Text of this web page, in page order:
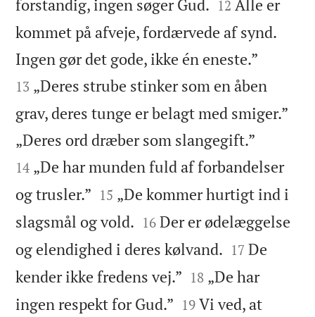
forstandig, ingen søger Gud. 12 Alle er
kommet på afveje, fordærvede af synd.
Ingen gør det gode, ikke én eneste.”
13 „Deres strube stinker som en åben
grav, deres tunge er belagt med smiger.”
„Deres ord dræber som slangegift.”
14 „De har munden fuld af forbandelser
og trusler.” 

15 „De kommer hurtigt ind i
slagsmål og vold. 

16 Der er ødelæggelse
og elendighed i deres kølvand. 

17 De
kender ikke fredens vej.” 

18 „De har
ingen respekt for Gud.” 

19 Vi ved, at